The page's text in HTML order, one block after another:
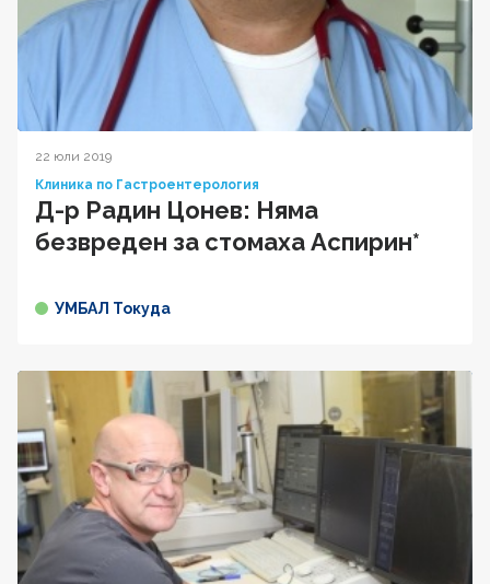
22 юли 2019
Клиника по Гастроентерология
Д-р Радин Цонев: Няма
безвреден за стомаха Аспирин*
УМБАЛ Токуда